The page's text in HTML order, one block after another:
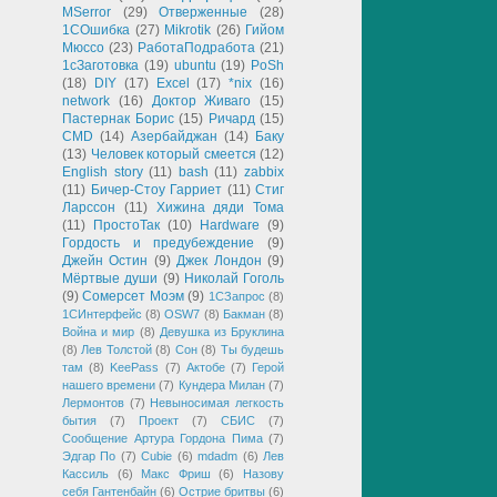
MSerror (29) Отверженные
(28)
1СОшибка (27) Mikrotik (26) Гийом
Мюссо (23) РаботаПодработа (21)
1сЗаготовка (19) ubuntu (19) PoSh
(18)
DIY (17) Excel (17) *nix (16)
network (16) Доктор Живаго (15)
Пастернак Борис (15) Ричард (15)
CMD (14) Азербайджан (14) Баку
(13) Человек который смеется (12)
English story (11) bash (11) zabbix
(11) Бичер-Стоу Гарриет (11) Стиг
Ларссон
(11) Хижина дяди Тома
(11)
ПростоТак (10) Hardware (9)
Гордость и предубеждение
(9)
Джейн Остин (9) Джек Лондон (9)
Мёртвые души (9) Николай Гоголь
(9) Сомерсет Моэм (9) 1СЗапрос (8)
1СИнтерфейс (8) OSW7 (8) Бакман (8)
Война и мир (8) Девушка из Бруклина
(8) Лев Толстой (8) Сон (8) Ты будешь
там (8) KeePass (7) Актобе (7)
Герой
нашего времени (7) Кундера Милан (7)
Лермонтов (7) Невыносимая легкость
бытия
(7) Проект (7) СБИС
(7)
Сообщение Артура Гордона Пима (7)
Эдгар По (7) Cubie (6) mdadm (6) Лев
Кассиль
(6) Макс Фриш (6)
Назову
себя Гантенбайн (6) Острие бритвы (6)